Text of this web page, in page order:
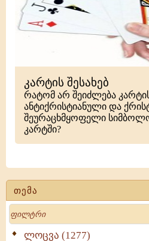
თემა
Search
ლოცვა (1277)
კარტის შესახებ
რატომ არ შეიძლება
ანტიქრისტიანული და
შეურაცხმყოფელი
კარტში?